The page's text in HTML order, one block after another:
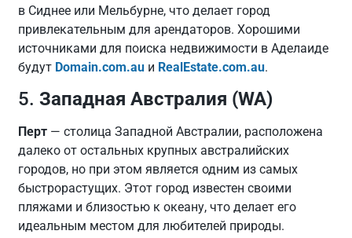
в Сиднее или Мельбурне, что делает город
привлекательным для арендаторов. Хорошими
источниками для поиска недвижимости в Аделаиде
будут Domain.com.au и RealEstate.com.au.
5.Западная Австралия (WA)
Перт — столица Западной Австралии, расположена
далеко от остальных крупных австралийских
городов, но при этом является одним из самых
быстрорастущих. Этот город известен своими
пляжами и близостью к океану, что делает его
идеальным местом для любителей природы.